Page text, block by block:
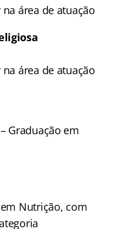
área de atuação
área de atuação
Graduação em
Nutrição, com